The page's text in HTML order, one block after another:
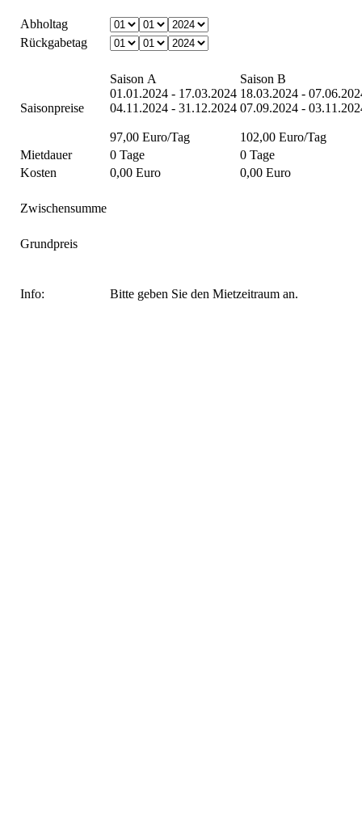
Abholtag
Rückgabetag
Saisonpreise
Saison A
01.01.2024 - 17.03.2024
04.11.2024 - 31.12.2024
97,00 Euro/Tag
Saison B
18.03.2024 -
07.09.2024 -
102,00 Euro/Tag
Mietdauer
0 Tage
0 Tage
Kosten
0,00 Euro 0,00 Euro
Zwischensumme
Grundpreis
Info: Bitte geben Sie den Mietzeitraum an.